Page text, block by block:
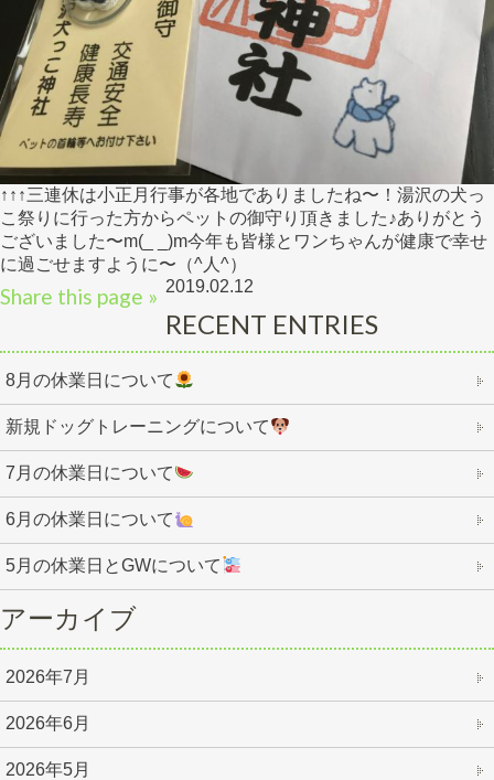
↑↑↑三連休は小正月行事が各地でありましたね〜！湯沢の犬っ
こ祭りに行った方からペットの御守り頂きました♪ありがとう
ございました〜m(_ _)m今年も皆様とワンちゃんが健康で幸せ
に過ごせますように〜（^人^）
Share this page » 2019.02.12
RECENT ENTRIES
8月の休業日について
新規ドッグトレーニングについて
7月の休業日について
6月の休業日について
5月の休業日とGWについて
アーカイブ
2026年7月
2026年6月
2026年5月